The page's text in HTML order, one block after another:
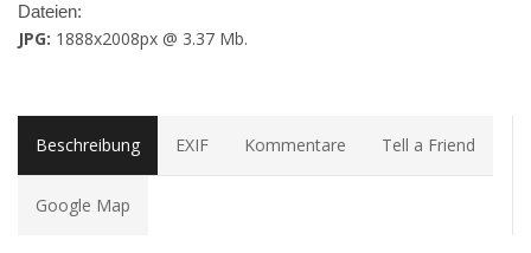
Dateien:
JPG: 1888x2008px @ 3.37 Mb.
Beschreibung EXIF Kommentare Tell a Friend
Google Map